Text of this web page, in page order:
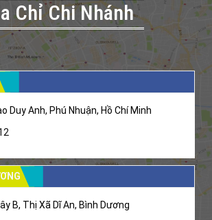
Chỉ Chi Nhánh
Duy Anh, Phú Nhuận, Hồ Chí Minh
B, Thị Xã Dĩ An, Bình Dương